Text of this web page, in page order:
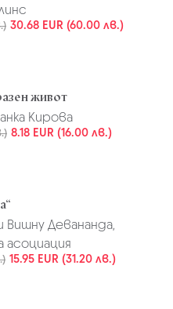
30.68 EUR (60.00 лв.)
живот
Кирова
8.18 EUR (16.00 лв.)
Вишну Девананда,
асоциация
15.95 EUR (31.20 лв.)